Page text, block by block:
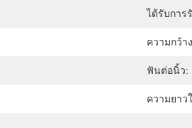
ได้รับการ
ความกว้า
ฟันต่อนิ้ว:
ความยาว